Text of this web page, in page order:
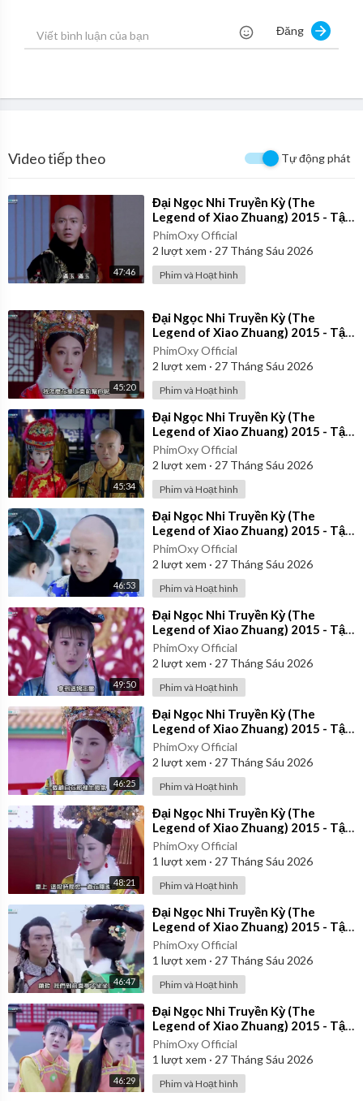
Đăng
Video tiếp theo Tự động phát
47:46
⁣Đại Ngọc Nhi Truyền Kỳ (The
Legend of Xiao Zhuang) 2015 - Tập
33 | Lồng Tiếng
PhimOxy Official
2 lượt xem · 27 Tháng Sáu 2026
Phim và Hoạt hình
45:20
⁣Đại Ngọc Nhi Truyền Kỳ (The
Legend of Xiao Zhuang) 2015 - Tập
32 | Lồng Tiếng
PhimOxy Official
2 lượt xem · 27 Tháng Sáu 2026
Phim và Hoạt hình
45:34
⁣Đại Ngọc Nhi Truyền Kỳ (The
Legend of Xiao Zhuang) 2015 - Tập
21 | Lồng Tiếng
PhimOxy Official
2 lượt xem · 27 Tháng Sáu 2026
Phim và Hoạt hình
46:53
⁣Đại Ngọc Nhi Truyền Kỳ (The
Legend of Xiao Zhuang) 2015 - Tập
22 | Lồng Tiếng
PhimOxy Official
2 lượt xem · 27 Tháng Sáu 2026
Phim và Hoạt hình
49:50
⁣Đại Ngọc Nhi Truyền Kỳ (The
Legend of Xiao Zhuang) 2015 - Tập
24 | Lồng Tiếng
PhimOxy Official
2 lượt xem · 27 Tháng Sáu 2026
Phim và Hoạt hình
46:25
⁣Đại Ngọc Nhi Truyền Kỳ (The
Legend of Xiao Zhuang) 2015 - Tập
26 | Lồng Tiếng
PhimOxy Official
2 lượt xem · 27 Tháng Sáu 2026
Phim và Hoạt hình
48:21
⁣Đại Ngọc Nhi Truyền Kỳ (The
Legend of Xiao Zhuang) 2015 - Tập
35 | Lồng Tiếng
PhimOxy Official
1 lượt xem · 27 Tháng Sáu 2026
Phim và Hoạt hình
46:47
⁣Đại Ngọc Nhi Truyền Kỳ (The
Legend of Xiao Zhuang) 2015 - Tập
27 | Lồng Tiếng
PhimOxy Official
1 lượt xem · 27 Tháng Sáu 2026
Phim và Hoạt hình
46:29
⁣Đại Ngọc Nhi Truyền Kỳ (The
Legend of Xiao Zhuang) 2015 - Tập
30 | Lồng Tiếng
PhimOxy Official
1 lượt xem · 27 Tháng Sáu 2026
Phim và Hoạt hình